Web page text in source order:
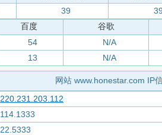
39
百度
谷歌
54
N/A
13 N/A
网站 www.honestar.com IP
220.231.203.112
114.1333
22.5333